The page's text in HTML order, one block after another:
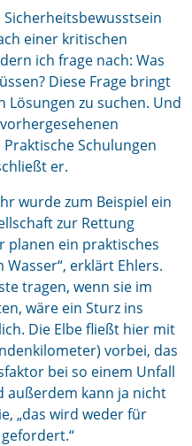
einer kritischen
ich frage nach: Was
Diese Frage bringt
Lösungen zu suchen. Und
Schulungen
er.
wurde zum Beispiel ein
zur Rettung
planen ein praktisches
erklärt Ehlers.
tragen, wenn sie im
wäre ein Sturz ins
Die Elbe fließt hier mit
vorbei, das
bei so einem Unfall
außerdem kann ja nicht
„das wird weder für